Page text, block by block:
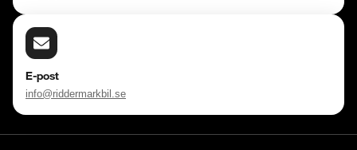
E-post
info@riddermarkbil.se